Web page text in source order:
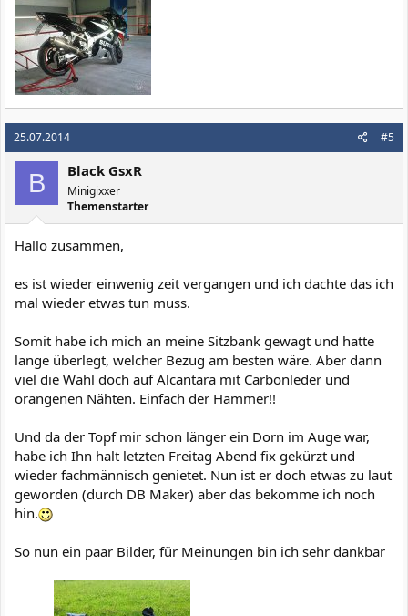
25.07.2014 #5
B Black GsxR
Minigixxer
Themenstarter
Hallo zusammen,
es ist wieder einwenig zeit vergangen und ich dachte das ich
mal wieder etwas tun muss.
Somit habe ich mich an meine Sitzbank gewagt und hatte
lange überlegt, welcher Bezug am besten wäre. Aber dann
viel die Wahl doch auf Alcantara mit Carbonleder und
orangenen Nähten. Einfach der Hammer!!
Und da der Topf mir schon länger ein Dorn im Auge war,
habe ich Ihn halt letzten Freitag Abend fix gekürzt und
wieder fachmännisch genietet. Nun ist er doch etwas zu laut
geworden (durch DB Maker) aber das bekomme ich noch
hin.
So nun ein paar Bilder, für Meinungen bin ich sehr dankbar